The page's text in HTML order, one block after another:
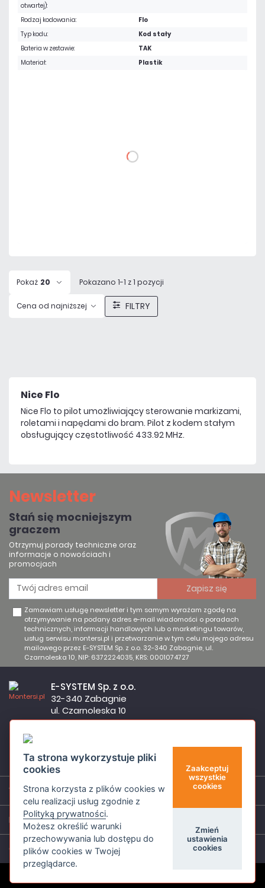
otwartej):
Rodzaj kodowania:
Flo
Typ kodu:
Kod stały
Bateria w zestawie:
TAK
Materiał:
Plastik
DO KOSZYKA
Pokaż 20 Pokazano 1-1 z 1 pozycji
Cena od najniższej FILTRY
Nice Flo
Nice Flo to pilot umożliwiający sterowanie markizami,
roletami i napędami do bram. Pilot z kodem stałym
obsługujący częstotliwość 433.92 MHz.
Newsletter
Stań się mocniejszym
graczem
Otrzymuj porady techniczne oraz
informacje o nowościach i
promocjach
Zamawiam usługę newsletter i tym samym wyrażam zgodę na
otrzymywanie na podany adres e-mail wiadomości o poradach
technicznych, informacji handlowych lub o marketingu towarów,
usług serwisu montersi.pl i przetwarzanie w tym celu mojego adresu
mailowego przez E-SYSTEM Sp. z o.o. 32-340 Zabagnie, ul.
Czarnoleska 10, NIP: 6372224035, KRS: 0001074727
Firma czynna od poniedziałku do piątku w godzinach 8:00 –
E-SYSTEM Sp. z o.o.
32-340 Zabagnie
ul. Czarnoleska 10
sklep@montersi.pl
Wsparcie
Informacje
O nas
Ta strona wykorzystuje pliki
cookies
Strona korzysta z plików cookies w
celu realizacji usług zgodnie z
Polityką prywatności.
Możesz określić warunki
przechowywania lub dostępu do
plików cookies w Twojej
przeglądarce.
Zaakceptuj
wszystkie
cookies
Zmień
ustawienia
cookies